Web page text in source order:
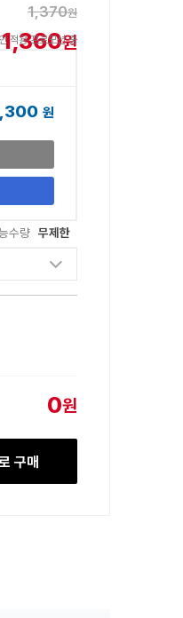
1,370원
1,360원
적용 프로모션 중
원
수량 무제한
0원
구매